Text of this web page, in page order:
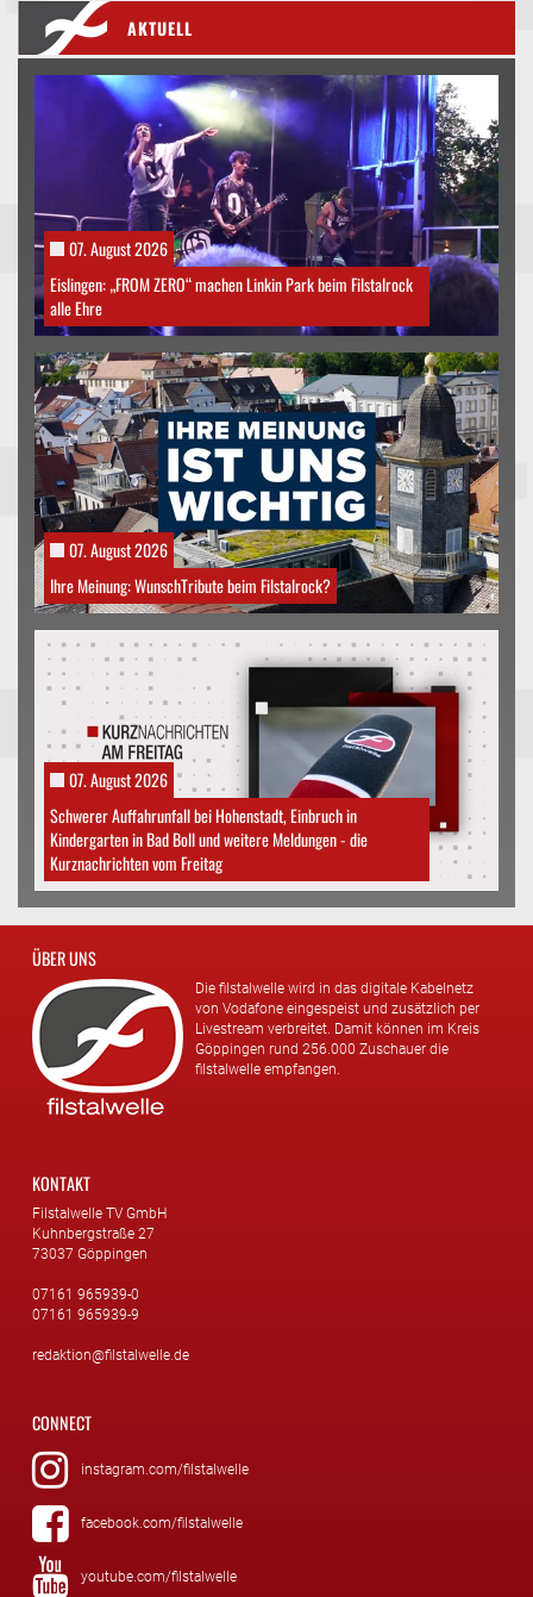
AKTUELL
07. August 2026
Eislingen: „FROM ZERO“ machen Linkin Park beim Filstalrock
alle Ehre
07. August 2026
Ihre Meinung: WunschTribute beim Filstalrock?
07. August 2026
Schwerer Auffahrunfall bei Hohenstadt, Einbruch in
Kindergarten in Bad Boll und weitere Meldungen - die
Kurznachrichten vom Freitag
ÜBER UNS
Die filstalwelle wird in das digitale Kabelnetz
von Vodafone eingespeist und zusätzlich per
Livestream verbreitet. Damit können im Kreis
Göppingen rund 256.000 Zuschauer die
filstalwelle empfangen.
KONTAKT
Filstalwelle TV GmbH
Kuhnbergstraße 27
73037 Göppingen
07161 965939-0
07161 965939-9
redaktion@filstalwelle.de
CONNECT
instagram.com/filstalwelle
facebook.com/filstalwelle
youtube.com/filstalwelle